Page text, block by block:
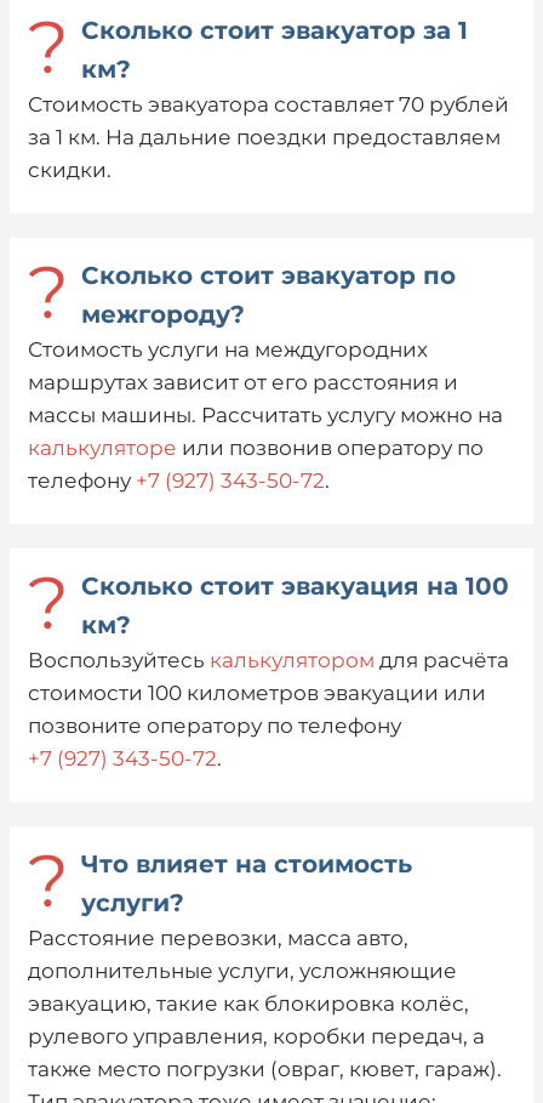
? Сколько стоит эвакуатор за 1
км?
Стоимость эвакуатора составляет 70 рублей
за 1 км. На дальние поездки предоставляем
скидки.
? Сколько стоит эвакуатор по
межгороду?
Стоимость услуги на междугородних
маршрутах зависит от его расстояния и
массы машины. Рассчитать услугу можно на
калькуляторе или позвонив оператору по
телефону +7 (927) 343-50-72.
? Сколько стоит эвакуация на 100
км?
Воспользуйтесь калькулятором для расчёта
стоимости 100 километров эвакуации или
позвоните оператору по телефону
+7 (927) 343-50-72.
? Что влияет на стоимость
услуги?
Расстояние перевозки, масса авто,
дополнительные услуги, усложняющие
эвакуацию, такие как блокировка колёс,
рулевого управления, коробки передач, а
также место погрузки (овраг, кювет, гараж).